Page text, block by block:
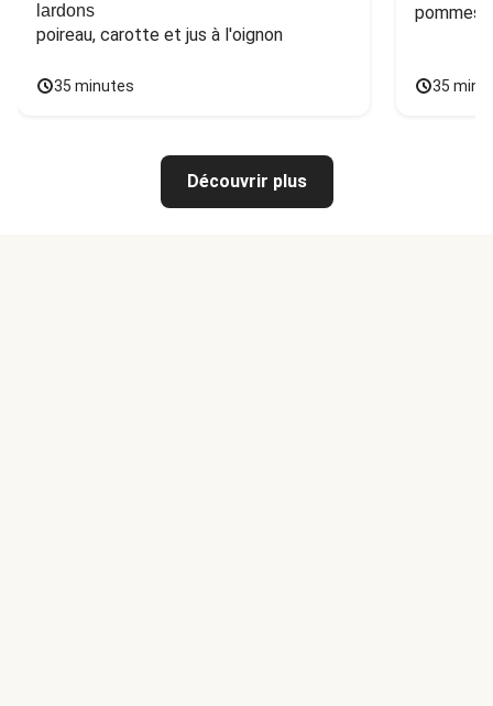
lardons
poireau, carotte et jus à l'oignon
35 minutes
pommes
35
Découvrir plus